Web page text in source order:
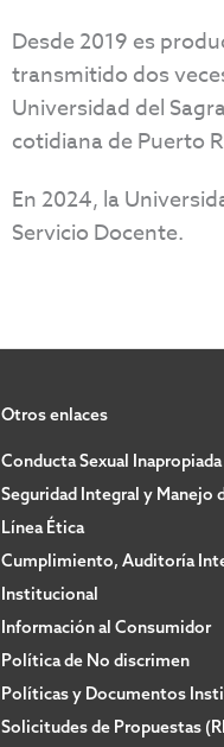
Desde 2019 es
transmitido dos
Universidad del
cotidiana de Puerto
En 2024, la
Servicio Docente.
Otros enlaces
Conducta Sexual
Seguridad Integral y Manejo
Línea Ética
Cumplimiento, Auditoría
Institucional
Información al Consumidor
Política de No discrimen
Políticas y Documentos
Solicitudes de Propuestas